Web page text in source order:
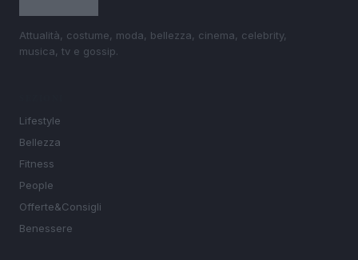
Attualità, costume, moda, bellezza, cinema, celebrity,
musica, tv e gossip.
Lifestyle
Bellezza
Fitness
People
Offerte&Consigli
Benessere